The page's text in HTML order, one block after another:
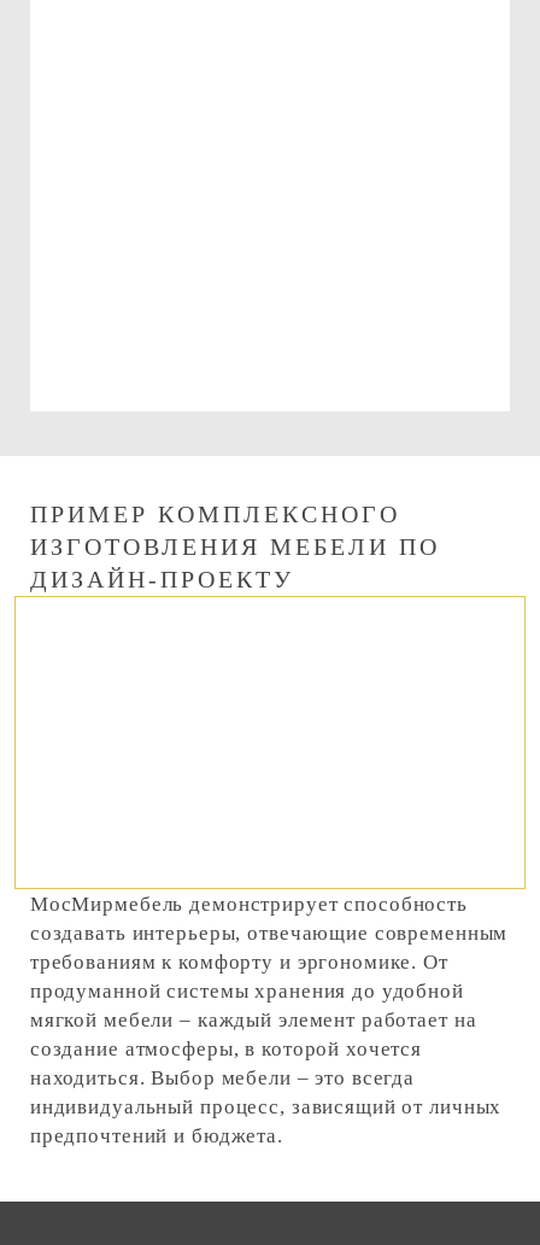
ПРИМЕР КОМПЛЕКСНОГО
ИЗГОТОВЛЕНИЯ МЕБЕЛИ ПО
ДИЗАЙН-ПРОЕКТУ
МосМирмебель демонстрирует способность
создавать интерьеры, отвечающие современным
требованиям к комфорту и эргономике. От
продуманной системы хранения до удобной
мягкой мебели – каждый элемент работает на
создание атмосферы, в которой хочется
находиться. Выбор мебели – это всегда
индивидуальный процесс, зависящий от личных
предпочтений и бюджета.